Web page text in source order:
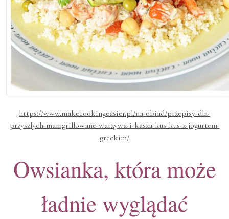
https://www.makecookingeasier.pl/na-obiad/przepisy-dla-
przyszlych-mamgrillowane-warzywa-i-kasza-kus-kus-z-jogurtem-
greckim/
Owsianka, która może
ładnie wyglądać